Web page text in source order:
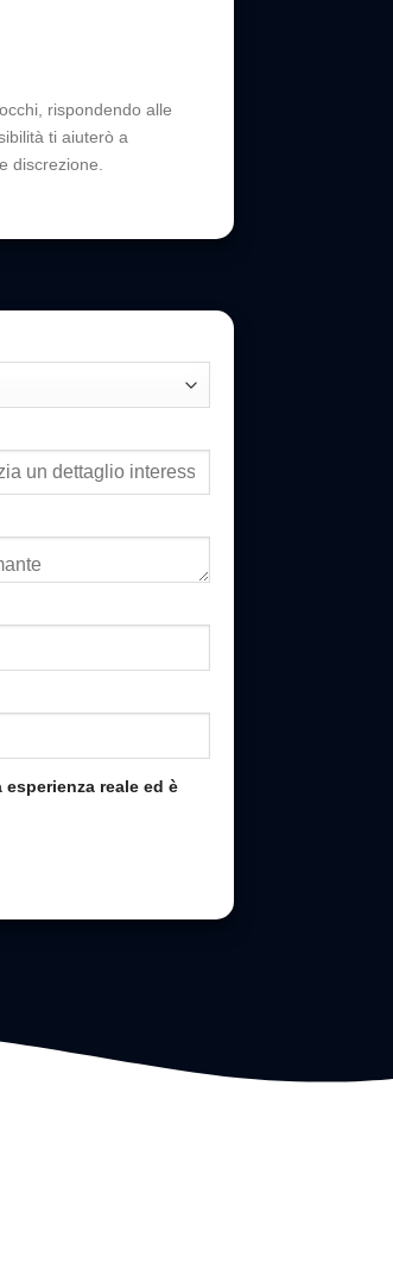
rispondendo alle
ti aiuterò a
discrezione.
reale ed è